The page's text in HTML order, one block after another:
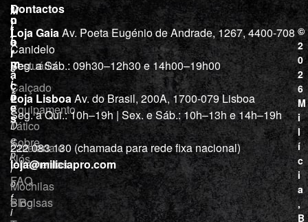
M
i
l
í
c
i
a
“
D
e
p
r
o
f
i
L
o
j
a
Vestuário
Calçado
Equipamento
Tático
Cutelaria e
ferramentas
Mochilas
e Bolsas
I
n
f
o
r
m
a
ç
õ
e
s
Sobre
Nós
FAQ
Blog
Contactos
Loja GaiaAv. Poeta Eugénio de Andrade, 1267, 4400-708
Canidelo
Seg. a Sáb.: 09h30–12h30 e 14h00–19h00
Loja LisboaAv. do Brasil, 200A, 1700-079 Lisboa
Seg. a Qui.: 10h–19h | Sex. e Sáb.: 10h–13h e 14h–19h
222 083 130 (chamada para rede fixa nacional)
loja@miliciapro.com
©
2
0
2
6
M
i
l
í
c
i
a
,
B